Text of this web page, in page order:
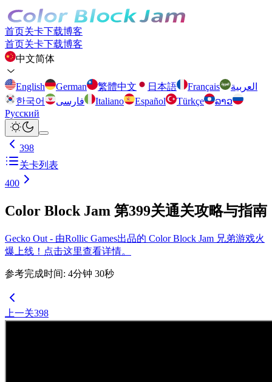
首页关卡下载博客
首页关卡下载博客
中文简体
English German 繁體中文 日本語 Français
العربية
한국어
فارسی Italiano Español Türkçe
ລາວ
Русский
398
关卡列表
400
Color Block Jam 第399关通关攻略与指南
Gecko Out - 由Rollic Games出品的 Color Block Jam 兄弟游戏火
爆上线！点击这里查看详情。
参考完成时间: 4分钟 30秒
上一关398